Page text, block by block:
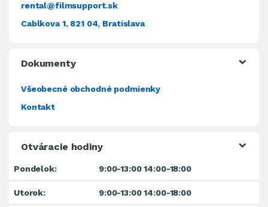
rental@filmsupport.sk
Cablkova 1, 821 04, Bratislava
Dokumenty
Všeobecné obchodné podmienky
Kontakt
Otváracie hodiny
Pondelok: 9:00-13:00 14:00-18:00
Utorok: 9:00-13:00 14:00-18:00